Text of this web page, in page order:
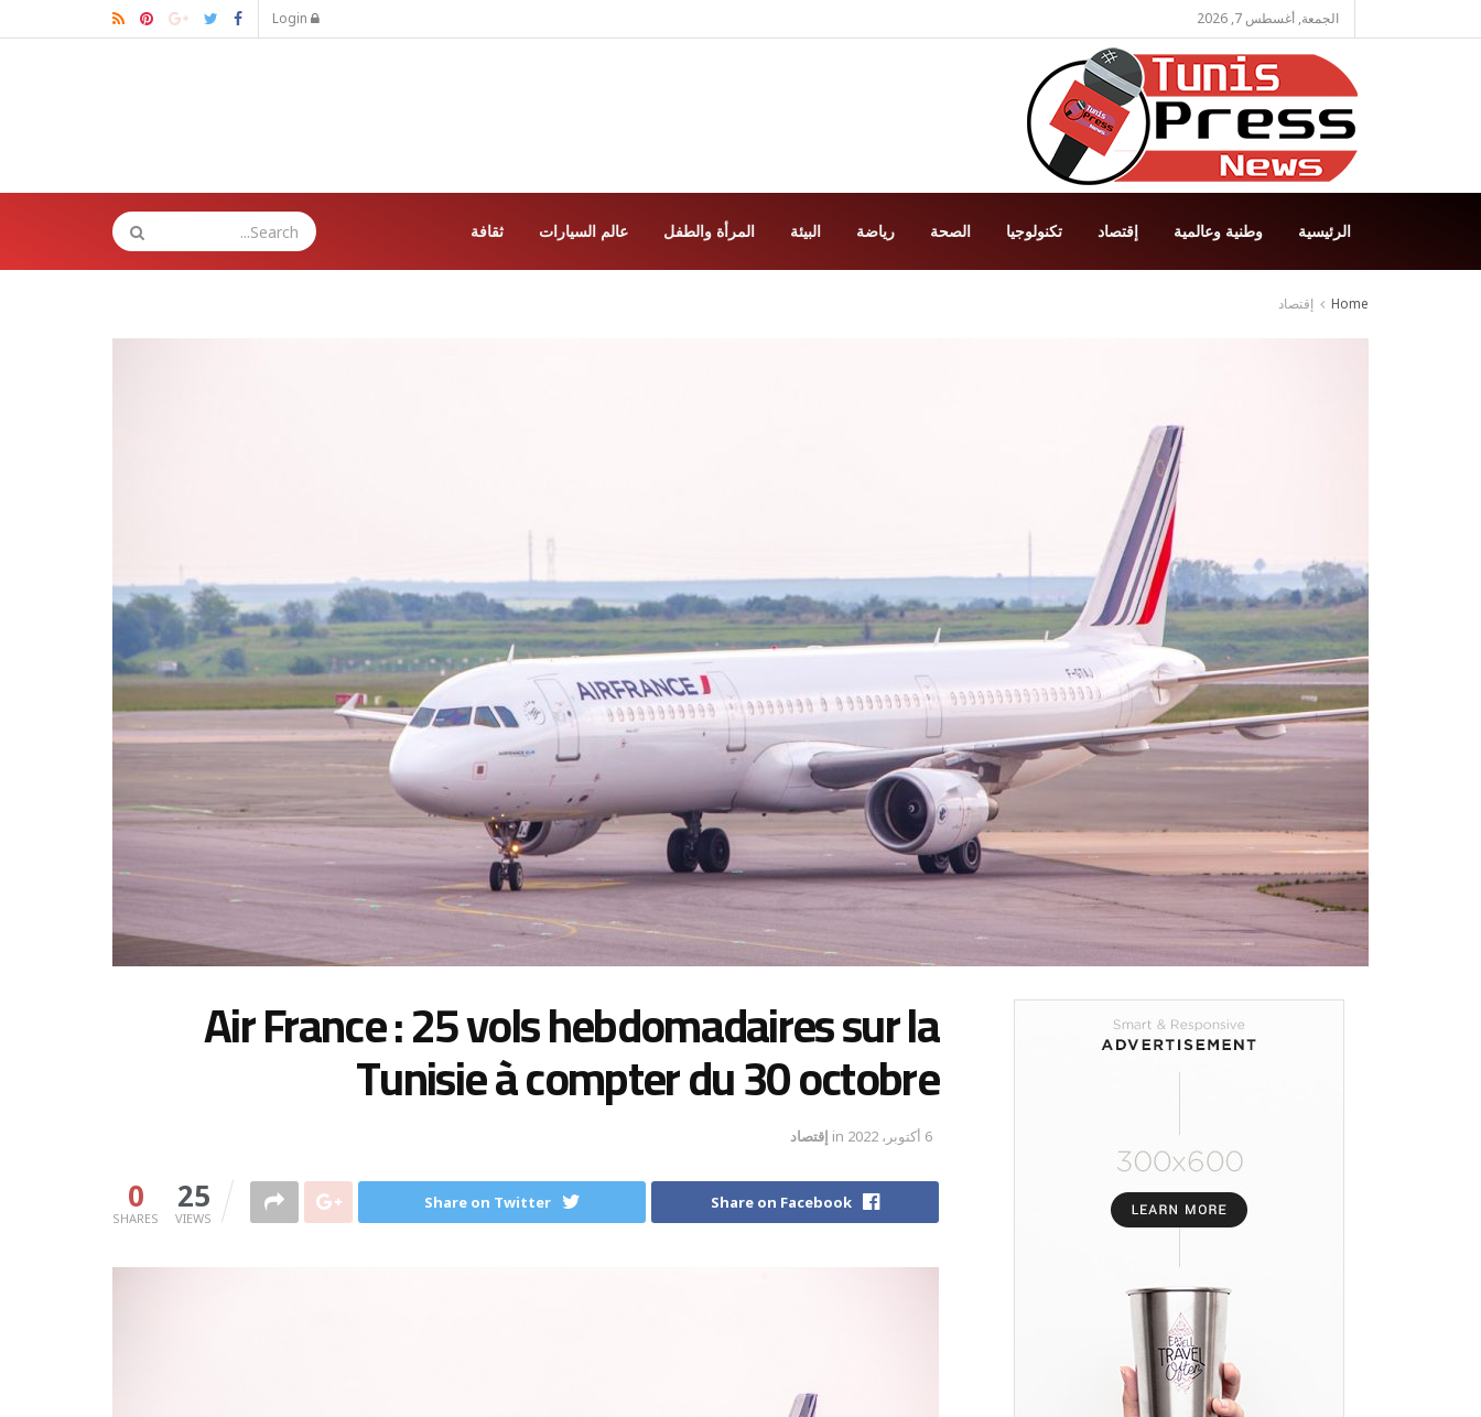
الجمعة, أغسطس 7, 2026
الرئيسية وطنية وعالمية إقتصاد تكنولوجيا الصحة رياضة البيئة المرأة والطفل عالم السيارات ثقافة
Home إقتصاد
Air France : 25 vols hebdomadaires sur la
Tunisie à compter du 30 octobre
6 أكتوبر، 2022 in إقتصاد
0
SHARES
25
VIEWS
Share on Facebook
Share on Twitter